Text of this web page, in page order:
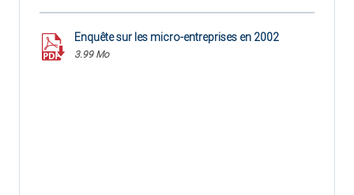
Enquête sur les micro-entreprises en 2002
3.99 Mo